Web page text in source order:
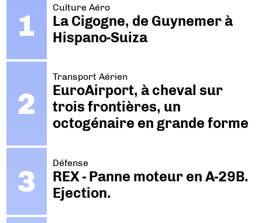
Culture Aéro
La Cigogne, de Guynemer à
Hispano-Suiza
Transport Aérien
EuroAirport, à cheval sur
trois frontières, un
octogénaire en grande forme
Défense
REX - Panne moteur en A-29B.
Ejection.